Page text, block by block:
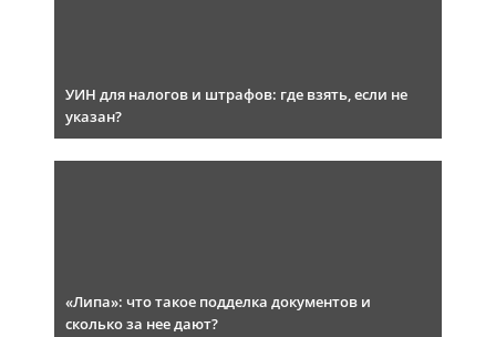
УИН для налогов и штрафов: где взять, если не
указан?
«Липа»: что такое подделка документов и
сколько за нее дают?